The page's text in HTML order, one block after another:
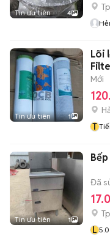
Tin ưu tiên 4
Tin ưu tiên 1
Lõi
Mới
T
Tin ưu tiên 1
Đã
L 5.0